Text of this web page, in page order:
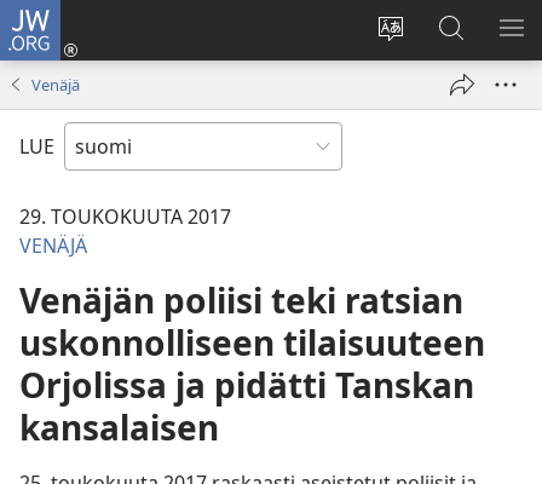
JW.ORG
Vaihda
sivuston
Kirjaudu
(avaa
Hae
JW.ORG-
sivustolta
Venäjä
LUE
29. TOUKOKUUTA 2017
VENÄJÄ
Venäjän poliisi teki ratsian
uskonnolliseen tilaisuuteen
Orjolissa ja pidätti Tanskan
kansalaisen